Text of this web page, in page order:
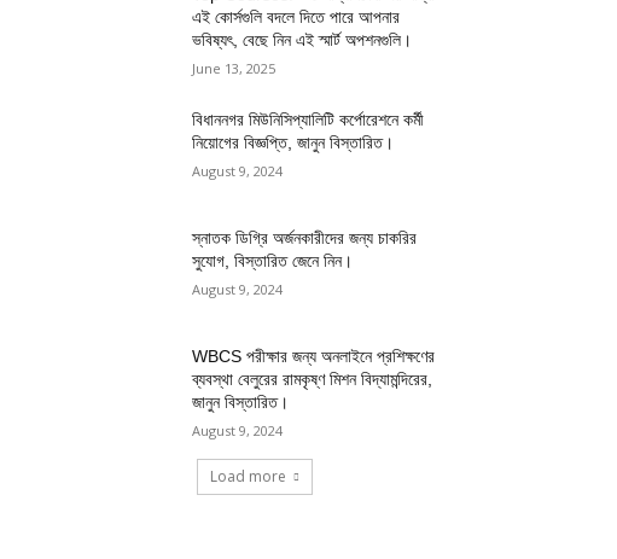
এই কোর্সগুলি বদলে দিতে পারে আপনার
ভবিষ্যৎ, বেছে নিন এই স্মার্ট অপশনগুলি।
June 13, 2025
বিধাননগর মিউনিসিপ্যালিটি কর্পোরেশনে কর্মী
নিয়োগের বিজ্ঞপ্তি, জানুন বিস্তারিত।
August 9, 2024
স্নাতক ডিগ্রি অর্জনকারীদের জন্য চাকরির
সুযোগ, বিস্তারিত জেনে নিন।
August 9, 2024
WBCS পরীক্ষার জন্য অনলাইনে প্রশিক্ষণের
ব্যবস্থা বেলুরের রামকৃষ্ণ মিশন বিদ্যামন্দিরের,
জানুন বিস্তারিত।
August 9, 2024
Load more